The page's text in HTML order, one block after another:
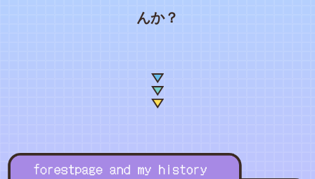
んか？